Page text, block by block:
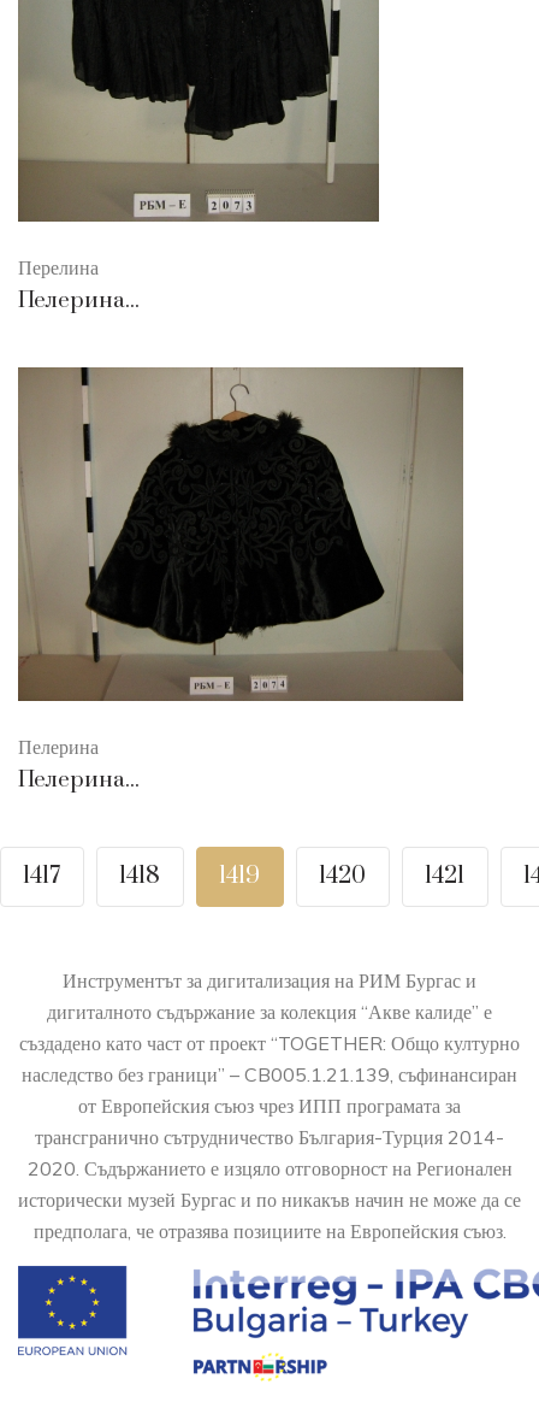
Перелина
Пелерина...
Пелерина
Пелерина...
1417 1418 1419 1420 1421
Инструментът за дигитализация на РИМ Бургас и
дигиталното съдържание за колекция “Акве калиде” е
създадено като част от проект “TOGETHER: Общо културно
наследство без граници” – CB005.1.21.139, съфинансиран
от Европейския съюз чрез ИПП програмата за
трансгранично сътрудничество България-Турция 2014-
2020. Съдържанието е изцяло отговорност на Регионален
исторически музей Бургас и по никакъв начин не може да се
предполага, че отразява позициите на Европейския съюз.